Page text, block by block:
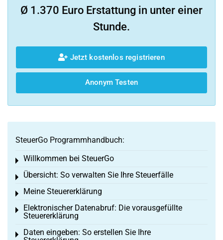
Ø 1.370 Euro Erstattung in unter einer
Stunde.
Jetzt kostenlos registrieren
Anonym Testen
SteuerGo Programmhandbuch:
Willkommen bei SteuerGo
Toggle menu
Übersicht: So verwalten Sie Ihre Steuerfälle
Toggle menu
Meine Steuererklärung
Toggle menu
Elektronischer Datenabruf: Die vorausgefüllte
Steuererklärung
Toggle menu
Daten eingeben: So erstellen Sie Ihre
Toggle menu